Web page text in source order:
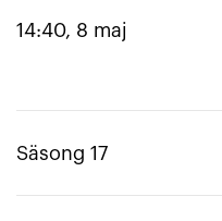
14:40, 8 maj
Säsong 17